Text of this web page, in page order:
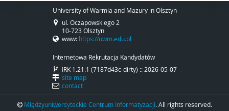
University of Warmia and Mazury in Olsztyn
ul. Oczapowskiego 2
10-723 Olsztyn
www: https://uwm.edu.pl
Internetowa Rekrutacja Kandydatów
IRK 1.21.1 (7187d43c-dirty) :: 2026-05-07
site map
contact
Międzyuniwersyteckie Centrum Informatyzacji. All rights reserved.